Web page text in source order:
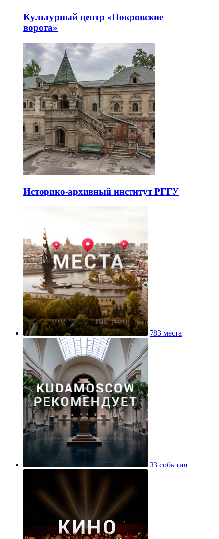
Культурный центр «Покровские
ворота»
Историко-архивный институт РГГУ
783 места
33 события